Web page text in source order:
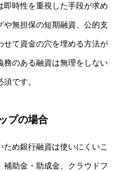
即時性を重視した手段が求め
や無担保の短期融資、公的支
せて資金の穴を埋める方法が
務のある融資は無理をしない
です。
プの場合
め銀行融資は使いにくいこ
補助金・助成金、クラウドフ